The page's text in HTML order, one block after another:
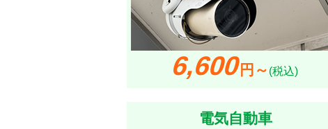
6,600円～ (税込)
電気自動車